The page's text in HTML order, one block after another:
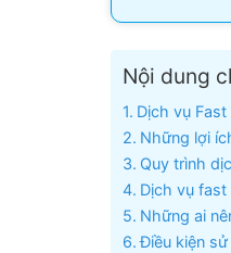
Nội dung
Dịch vụ
Những lợi
Quy trình
Dịch vụ
Những ai
Điều kiện